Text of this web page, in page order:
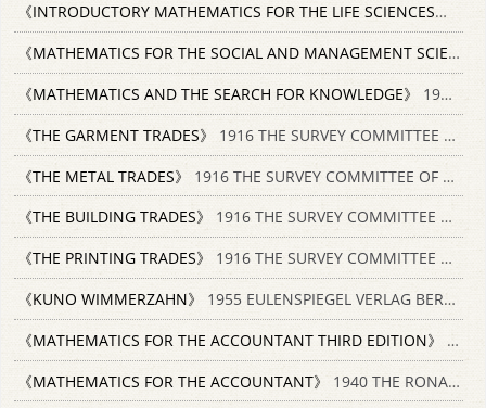
《INTRODUCTORY MATHEMATICS FOR THE LIFE SCIENCES》
《MATHEMATICS FOR THE SOCIAL AND MANAGEMENT SCIENCES FINITE MATHEMATICS》
《MATHEMATICS AND THE SEARCH FOR KNOWLEDGE》
1985 OXFORD UNIVERSITY PRESS 019503533X
《THE GARMENT TRADES》
1916 THE SURVEY COMMITTEE OF THE CLEVELAND FOUNDATION
《THE METAL TRADES》
1916 THE SURVEY COMMITTEE OF THE CLEVELAND FOUNDATION
《THE BUILDING TRADES》
1916 THE SURVEY COMMITTEE OF THE CLEVELAND FOUNDATION
《THE PRINTING TRADES》
1916 THE SURVEY COMMITTEE OF THE CLEVELAND FOUNDATION
《KUNO WIMMERZAHN》
1955 EULENSPIEGEL VERLAG BERLIN
《MATHEMATICS FOR THE ACCOUNTANT THIRD EDITION》
《MATHEMATICS FOR THE ACCOUNTANT》
1940 THE RONALD PRESS COMPANY